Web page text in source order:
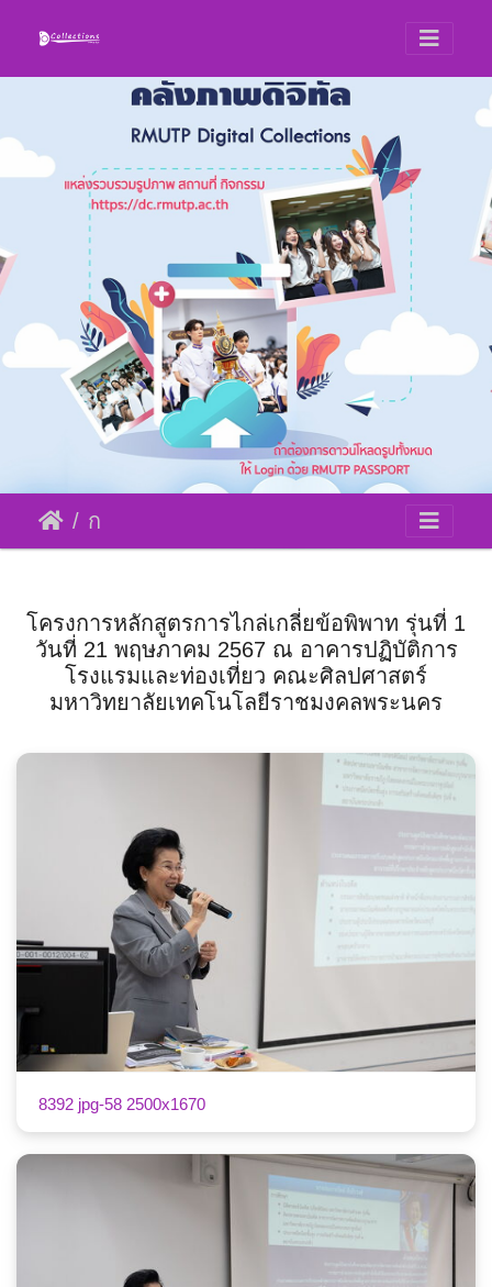
การไกล่เกลี่ยข้อพิพาท รุ่นที่ 1
โครงการหลักสูตรการไกล่เกลี่ยข้อพิพาท รุ่นที่ 1
วันที่ 21 พฤษภาคม 2567 ณ อาคารปฏิบัติการ
โรงแรมและท่องเที่ยว คณะศิลปศาสตร์
มหาวิทยาลัยเทคโนโลยีราชมงคลพระนคร
8392 jpg-58 2500x1670